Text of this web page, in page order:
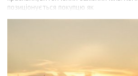
позиціонується покупцю як